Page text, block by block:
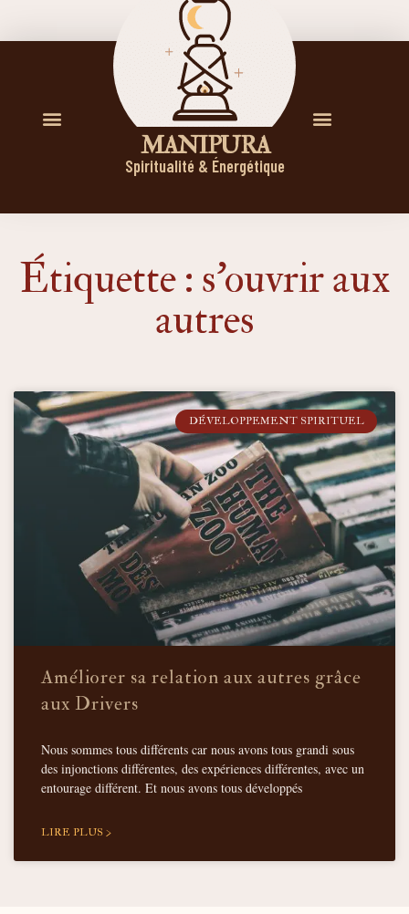
M A N I P U R A
Spiritualité & Énergétique
Étiquette : s’ouvrir aux
autres
DÉVELOPPEMENT SPIRITUEL
Améliorer sa relation aux autres grâce
aux Drivers
Nous sommes tous différents car nous avons tous grandi sous
des injonctions différentes, des expériences différentes, avec un
entourage différent. Et nous avons tous développés
LIRE PLUS >